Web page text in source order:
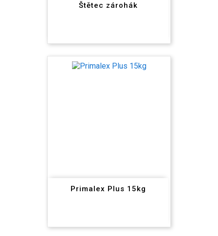
Štětec zárohák
Primalex Plus 15kg